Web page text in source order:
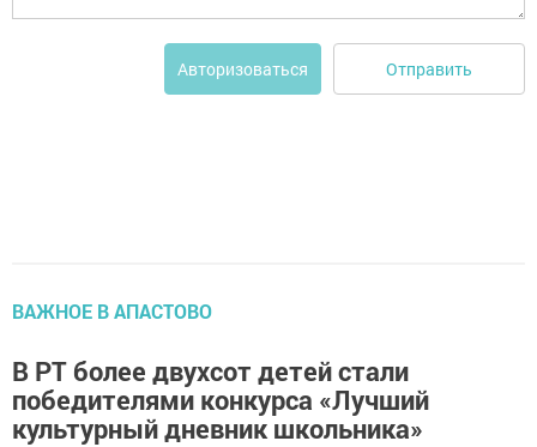
Авторизоваться Отправить
ВАЖНОЕ В АПАСТОВО
В РТ более двухсот детей стали
победителями конкурса «Лучший
культурный дневник школьника»